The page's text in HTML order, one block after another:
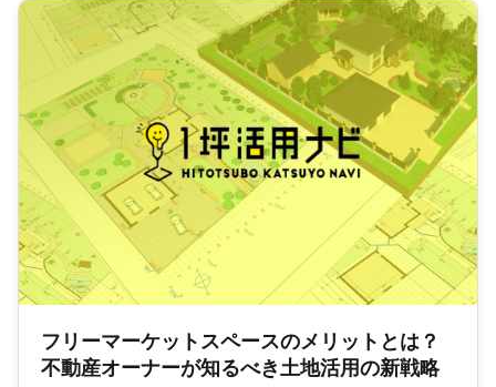
フリーマーケットスペースのメリットとは？
不動産オーナーが知るべき土地活用の新戦略